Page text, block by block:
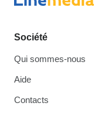
Société
Qui sommes-nous
Aide
Contacts